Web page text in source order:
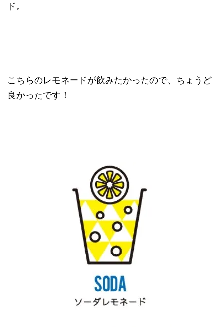
ド。
こちらのレモネードが飲みたかったので、ちょうど
良かったです！